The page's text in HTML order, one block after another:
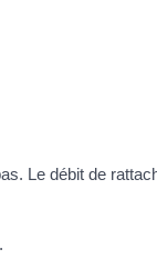
Le débit de
.